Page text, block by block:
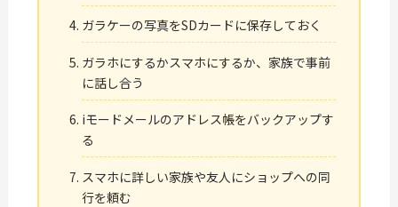
ガラケーの写真をSDカードに保存しておく
ガラホにするかスマホにするか、家族で事前
に話し合う
iモードメールのアドレス帳をバックアップす
る
スマホに詳しい家族や友人にショップへの同
行を頼む